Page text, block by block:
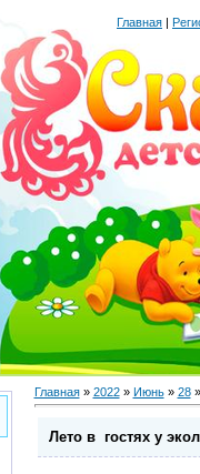
Главная |
Главная» 2022 » Июнь » 28»
Лето в гостях у